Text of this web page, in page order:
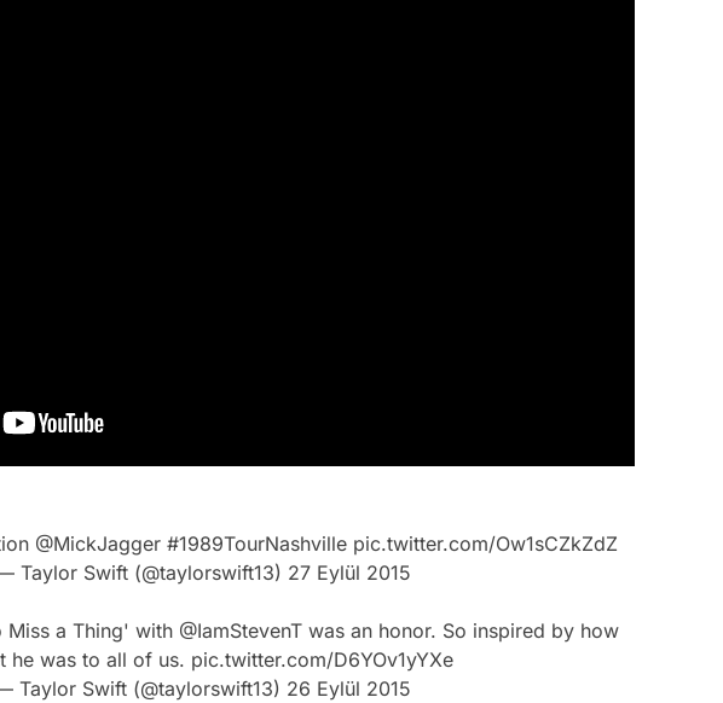
@MickJagger #1989TourNashville pic.twitter.com/Ow1sCZkZdZ
Taylor Swift (@taylorswift13) 27 Eylül 2015
Miss a Thing' with @IamStevenT was an honor. So inspired by how
he was to all of us. pic.twitter.com/D6YOv1yYXe
Taylor Swift (@taylorswift13) 26 Eylül 2015